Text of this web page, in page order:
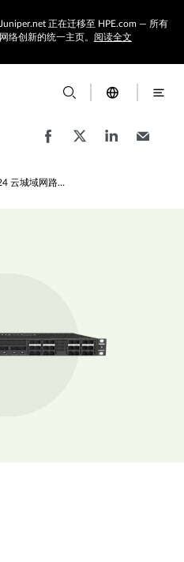
Juniper.net 正在迁移至 HPE.com — 所有
网络创新的统一主页。 阅读全文
ACX7024 云城域网路由器规格